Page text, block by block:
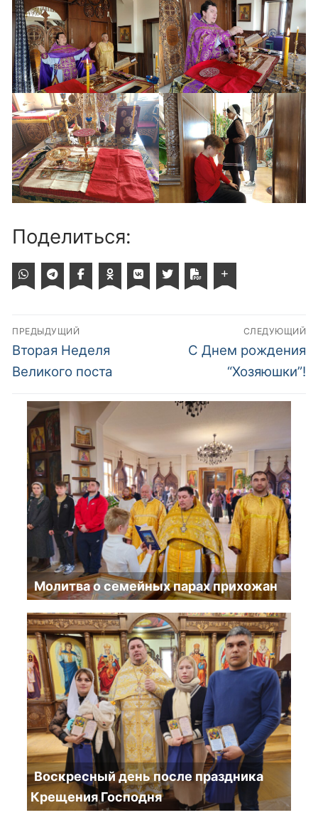
Поделиться:
Навигация
по
записям
ПРЕДЫДУЩИЙ
Предыдущий
пост:
Вторая Неделя
Великого поста
СЛЕДУЮЩИЙ
Следующий
С Днем рождения
“Хозяюшки”!
Молитва о семейных парах прихожан
Воскресный день после праздника
Крещения Господня